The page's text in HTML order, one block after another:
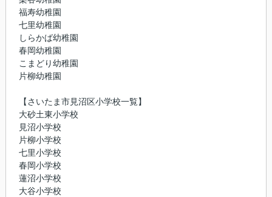
福寿幼稚園
七里幼稚園
しらかば幼稚園
春岡幼稚園
こまどり幼稚園
片柳幼稚園
【さいたま市見沼区小学校一覧】
大砂土東小学校
見沼小学校
片柳小学校
七里小学校
春岡小学校
蓮沼小学校
大谷小学校